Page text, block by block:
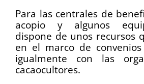
Para las centrales de
acopio y algunos
dispone de unos recursos
en el marco de
igualmente con las
cacaocultores.